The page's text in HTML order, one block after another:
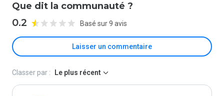
Que dit la communauté ?
0.2 Basé sur 9 avis
Laisser un commentaire
Classer par : Le plus récent